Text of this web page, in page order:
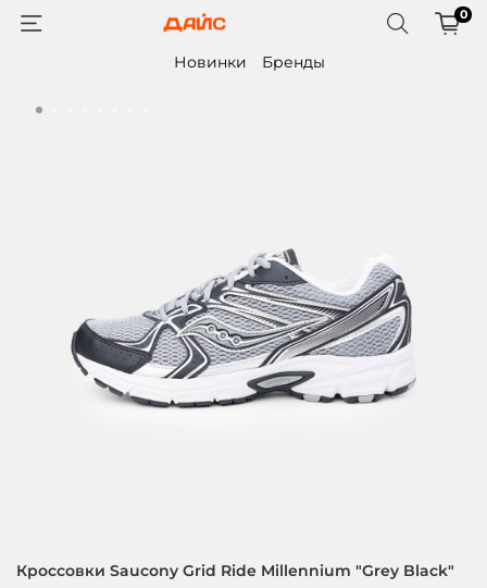
0
Новинки Бренды
Кроссовки Saucony Grid Ride Millennium "Grey Black"